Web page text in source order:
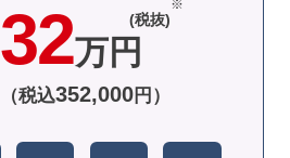
32万円
(税抜)
（税込352,000円）